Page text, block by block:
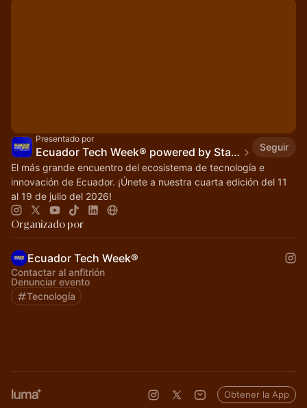
Presentado por
Ecuador Tech Week® powered by Startup Grind🚀
Seguir
El más grande encuentro del ecosistema de tecnología e
innovación de Ecuador. ¡Únete a nuestra cuarta edición del 11
al 19 de julio del 2026!
Organizado por
Ecuador Tech Week®
Contactar al anfitrión
Denunciar evento
Tecnología
Obtener la App